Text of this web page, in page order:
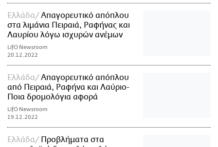
Ελλάδα
Απαγορευτικό απόπλου
στα λιμάνια Πειραιά, Ραφήνας και
Λαυρίου λόγω ισχυρών ανέμων
LifO Newsroom
20.12.2022
Ελλάδα
Απαγορευτικό απόπλου
από Πειραιά, Ραφήνα και Λαύριο-
Ποια δρομολόγια αφορά
LifO Newsroom
19.12.2022
Ελλάδα
Προβλήματα στα